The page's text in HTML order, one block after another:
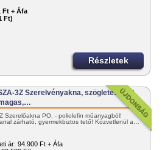
Ft + Áfa
Ft)
Részletek
3Z Szerelvényakna, szögletes, 150
Szerelőakna PO. - poliolefin műanyagból!
zárható, gyermekbiztos tető! Közvetlenül a…
ár: 94.900 Ft + Áfa